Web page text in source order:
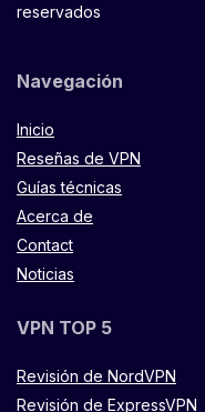
reservados
Navegación
Inicio
Reseñas de VPN
Guías técnicas
Acerca de
Contact
Noticias
VPN TOP 5
Revisión de NordVPN
Revisión de ExpressVPN